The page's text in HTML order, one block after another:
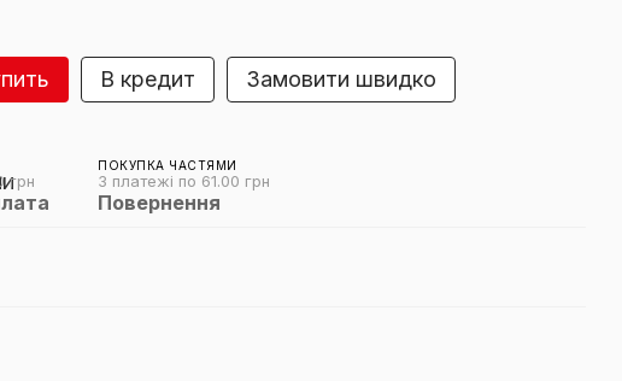
В кредит Замовити швидко
грн
ПОКУПКА ЧАСТЯМИ
3 платежі по 61.00 грн
Повернення